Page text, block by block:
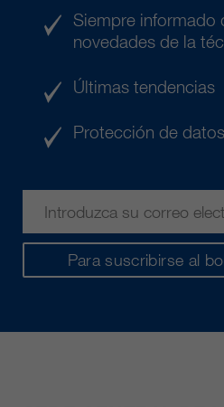
Para suscribirse al
Siempre informado
novedades de la
Últimas tendencias
Protección de datos